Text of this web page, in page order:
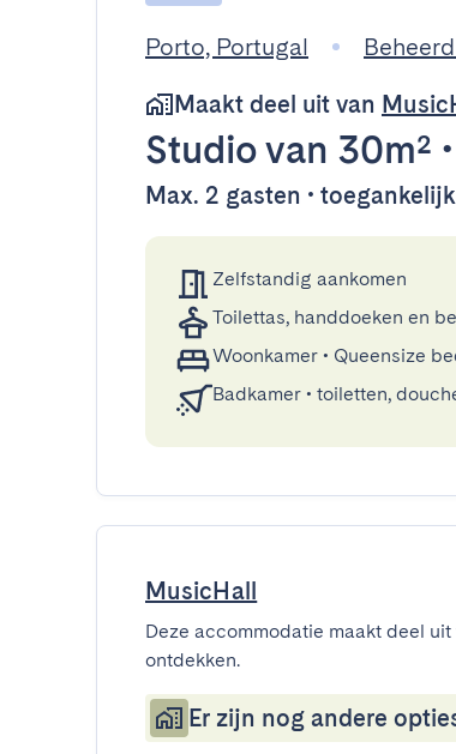
Porto, Portugal
Maakt deel uit van
Studiovan 30m² •
Max. 2 gasten •
Zelfstandig aankomen
Toilettas, handdoeken en
Woonkamer • Queensize
Badkamer • toiletten,
MusicHall
Deze accommodatie maakt deel
ontdekken.
Er zijn nog andere